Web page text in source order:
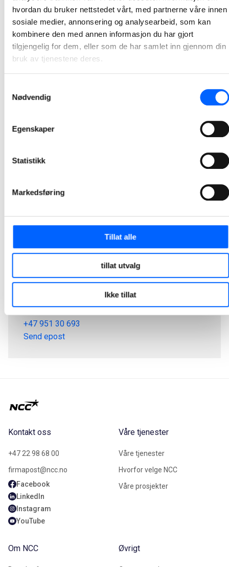
hvordan du bruker nettstedet vårt, med partnerne våre innen
sosiale medier, annonsering og analysearbeid, som kan
kombinere den med annen informasjon du har gjort
tilgjengelig for dem, eller som de har samlet inn gjennom din
bruk av tjenestene deres.
Nødvendig
Egenskaper
Statistikk
Markedsføring
Tillat alle
tillat utvalg
Ikke tillat
2026-07-03 12:06
NCC skal utvikle Stegen renseanlegg sammen med
Indre Østfold kommune
Manager, Media Relations Norway, NCC Group
+47 951 30 693
Send epost
Kontakt oss
+47 22 98 68 00
firmapost@ncc.no
Facebook
LinkedIn
Instagram
YouTube
Våre tjenester
Våre tjenester
Hvorfor velge NCC
Våre prosjekter
Om NCC Øvrigt